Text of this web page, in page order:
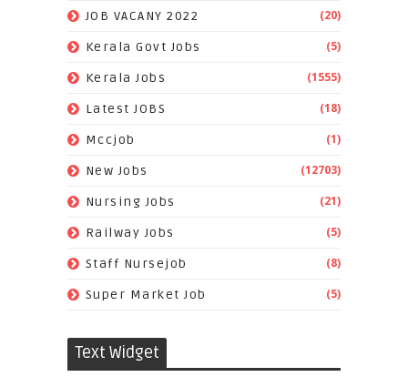
JOB VACANY 2022 (20)
Kerala Govt Jobs (5)
Kerala Jobs (1555)
Latest JOBS (18)
Mccjob (1)
New Jobs (12703)
Nursing Jobs (21)
Railway Jobs (5)
Staff Nursejob (8)
Super Market Job (5)
Text Widget